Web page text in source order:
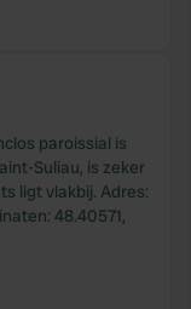
paroissial is
Suliau, is zeker
ligt vlakbij. Adres:
48.40571,